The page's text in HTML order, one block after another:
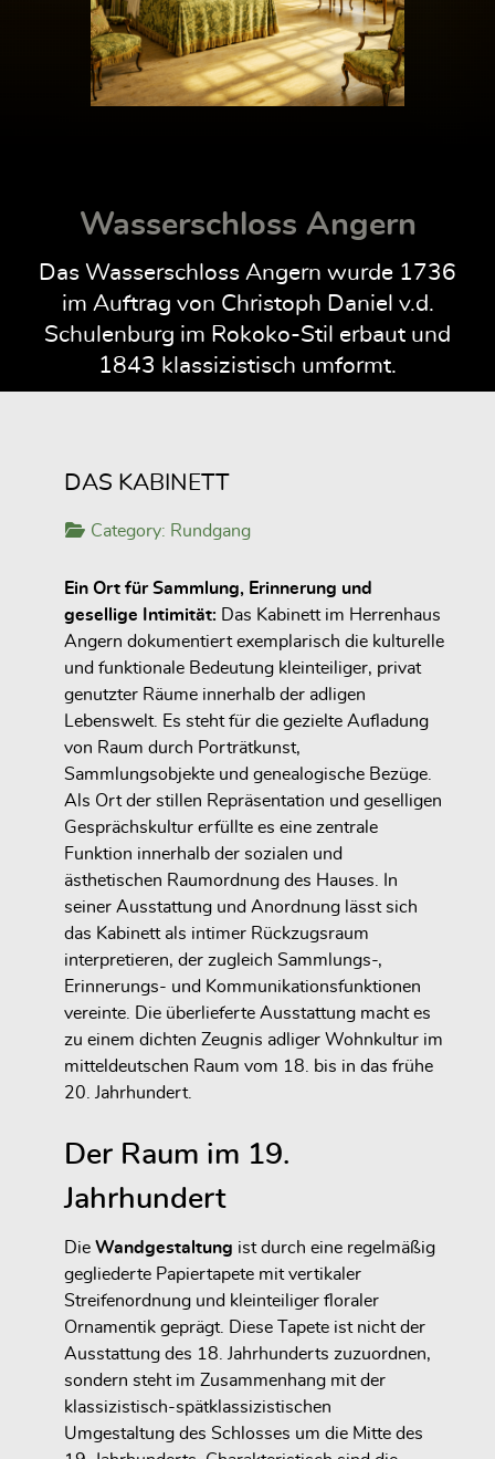
Wasserschloss Angern
Das Wasserschloss Angern wurde 1736
im Auftrag von Christoph Daniel v.d.
Schulenburg im Rokoko-Stil erbaut und
1843 klassizistisch umformt.
DAS KABINETT
Category: Rundgang
Ein Ort für Sammlung, Erinnerung und
gesellige Intimität: Das Kabinett im Herrenhaus
Angern dokumentiert exemplarisch die kulturelle
und funktionale Bedeutung kleinteiliger, privat
genutzter Räume innerhalb der adligen
Lebenswelt. Es steht für die gezielte Aufladung
von Raum durch Porträtkunst,
Sammlungsobjekte und genealogische Bezüge.
Als Ort der stillen Repräsentation und geselligen
Gesprächskultur erfüllte es eine zentrale
Funktion innerhalb der sozialen und
ästhetischen Raumordnung des Hauses. In
seiner Ausstattung und Anordnung lässt sich
das Kabinett als intimer Rückzugsraum
interpretieren, der zugleich Sammlungs-,
Erinnerungs- und Kommunikationsfunktionen
vereinte. Die überlieferte Ausstattung macht es
zu einem dichten Zeugnis adliger Wohnkultur im
mitteldeutschen Raum vom 18. bis in das frühe
20. Jahrhundert.
Der Raum im 19.
Jahrhundert
Die Wandgestaltung ist durch eine regelmäßig
gegliederte Papiertapete mit vertikaler
Streifenordnung und kleinteiliger floraler
Ornamentik geprägt. Diese Tapete ist nicht der
Ausstattung des 18. Jahrhunderts zuzuordnen,
sondern steht im Zusammenhang mit der
klassizistisch-spätklassizistischen
Umgestaltung des Schlosses um die Mitte des